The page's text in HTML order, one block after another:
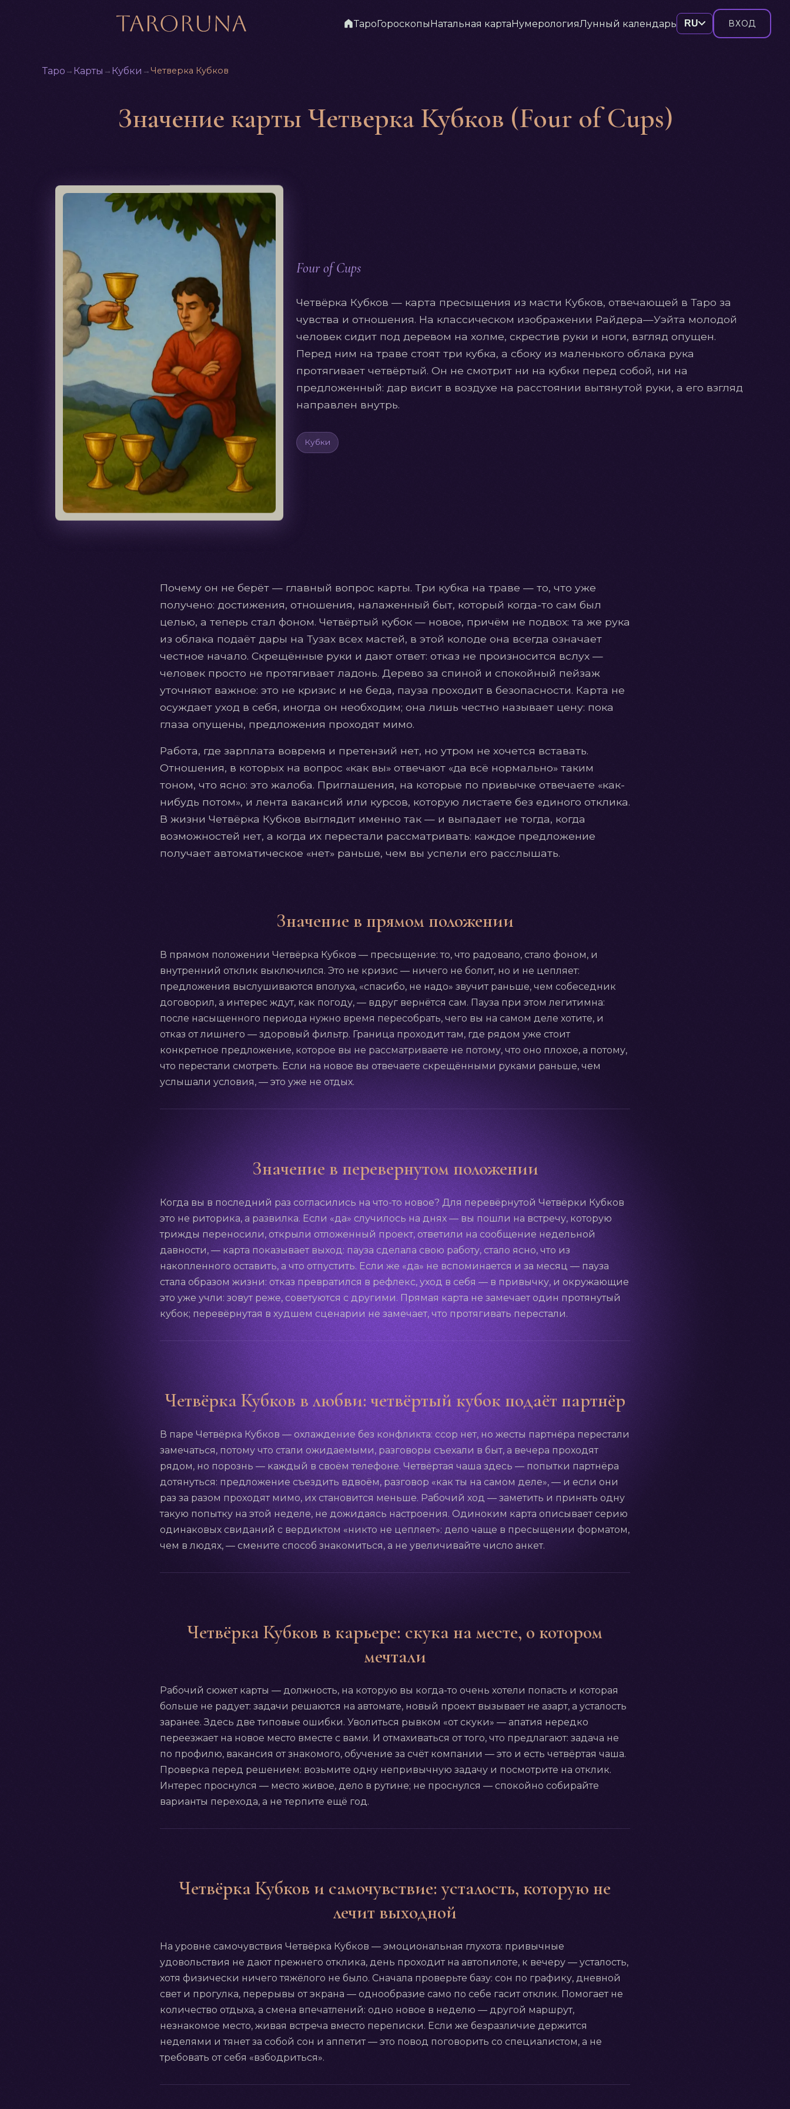
ТароГороскопыНатальная картаНумерологияЛунный календарь RU ВХОД
Таро → Карты → Кубки → Четверка Кубков
Значение карты Четверка Кубков (Four of Cups)
Four of Cups
Четвёрка Кубков — карта пресыщения из масти Кубков, отвечающей в Таро за
чувства и отношения. На классическом изображении Райдера—Уэйта молодой
человек сидит под деревом на холме, скрестив руки и ноги, взгляд опущен.
Перед ним на траве стоят три кубка, а сбоку из маленького облака рука
протягивает четвёртый. Он не смотрит ни на кубки перед собой, ни на
предложенный: дар висит в воздухе на расстоянии вытянутой руки, а его взгляд
направлен внутрь.
Кубки
Почему он не берёт — главный вопрос карты. Три кубка на траве — то, что уже
получено: достижения, отношения, налаженный быт, который когда-то сам был
целью, а теперь стал фоном. Четвёртый кубок — новое, причём не подвох: та же рука
из облака подаёт дары на Тузах всех мастей, в этой колоде она всегда означает
честное начало. Скрещённые руки и дают ответ: отказ не произносится вслух —
человек просто не протягивает ладонь. Дерево за спиной и спокойный пейзаж
уточняют важное: это не кризис и не беда, пауза проходит в безопасности. Карта не
осуждает уход в себя, иногда он необходим; она лишь честно называет цену: пока
глаза опущены, предложения проходят мимо.
Работа, где зарплата вовремя и претензий нет, но утром не хочется вставать.
Отношения, в которых на вопрос «как вы» отвечают «да всё нормально» таким
тоном, что ясно: это жалоба. Приглашения, на которые по привычке отвечаете «как-
нибудь потом», и лента вакансий или курсов, которую листаете без единого отклика.
В жизни Четвёрка Кубков выглядит именно так — и выпадает не тогда, когда
возможностей нет, а когда их перестали рассматривать: каждое предложение
получает автоматическое «нет» раньше, чем вы успели его расслышать.
Значение в прямом положении
В прямом положении Четвёрка Кубков — пресыщение: то, что радовало, стало фоном, и
внутренний отклик выключился. Это не кризис — ничего не болит, но и не цепляет:
предложения выслушиваются вполуха, «спасибо, не надо» звучит раньше, чем собеседник
договорил, а интерес ждут, как погоду, — вдруг вернётся сам. Пауза при этом легитимна:
после насыщенного периода нужно время пересобрать, чего вы на самом деле хотите, и
отказ от лишнего — здоровый фильтр. Граница проходит там, где рядом уже стоит
конкретное предложение, которое вы не рассматриваете не потому, что оно плохое, а потому,
что перестали смотреть. Если на новое вы отвечаете скрещёнными руками раньше, чем
услышали условия, — это уже не отдых.
Значение в перевернутом положении
Когда вы в последний раз согласились на что-то новое? Для перевёрнутой Четвёрки Кубков
это не риторика, а развилка. Если «да» случилось на днях — вы пошли на встречу, которую
трижды переносили, открыли отложенный проект, ответили на сообщение недельной
давности, — карта показывает выход: пауза сделала свою работу, стало ясно, что из
накопленного оставить, а что отпустить. Если же «да» не вспоминается и за месяц — пауза
стала образом жизни: отказ превратился в рефлекс, уход в себя — в привычку, и окружающие
это уже учли: зовут реже, советуются с другими. Прямая карта не замечает один протянутый
кубок; перевёрнутая в худшем сценарии не замечает, что протягивать перестали.
Четвёрка Кубков в любви: четвёртый кубок подаёт партнёр
В паре Четвёрка Кубков — охлаждение без конфликта: ссор нет, но жесты партнёра перестали
замечаться, потому что стали ожидаемыми, разговоры съехали в быт, а вечера проходят
рядом, но порознь — каждый в своём телефоне. Четвёртая чаша здесь — попытки партнёра
дотянуться: предложение съездить вдвоём, разговор «как ты на самом деле», — и если они
раз за разом проходят мимо, их становится меньше. Рабочий ход — заметить и принять одну
такую попытку на этой неделе, не дожидаясь настроения. Одиноким карта описывает серию
одинаковых свиданий с вердиктом «никто не цепляет»: дело чаще в пресыщении форматом,
чем в людях, — смените способ знакомиться, а не увеличивайте число анкет.
Четвёрка Кубков в карьере: скука на месте, о котором
мечтали
Рабочий сюжет карты — должность, на которую вы когда-то очень хотели попасть и которая
больше не радует: задачи решаются на автомате, новый проект вызывает не азарт, а усталость
заранее. Здесь две типовые ошибки. Уволиться рывком «от скуки» — апатия нередко
переезжает на новое место вместе с вами. И отмахиваться от того, что предлагают: задача не
по профилю, вакансия от знакомого, обучение за счёт компании — это и есть четвёртая чаша.
Проверка перед решением: возьмите одну непривычную задачу и посмотрите на отклик.
Интерес проснулся — место живое, дело в рутине; не проснулся — спокойно собирайте
варианты перехода, а не терпите ещё год.
Четвёрка Кубков и самочувствие: усталость, которую не
лечит выходной
На уровне самочувствия Четвёрка Кубков — эмоциональная глухота: привычные
удовольствия не дают прежнего отклика, день проходит на автопилоте, к вечеру — усталость,
хотя физически ничего тяжёлого не было. Сначала проверьте базу: сон по графику, дневной
свет и прогулка, перерывы от экрана — однообразие само по себе гасит отклик. Помогает не
количество отдыха, а смена впечатлений: одно новое в неделю — другой маршрут,
незнакомое место, живая встреча вместо переписки. Если же безразличие держится
неделями и тянет за собой сон и аппетит — это повод поговорить со специалистом, а не
требовать от себя «взбодриться».